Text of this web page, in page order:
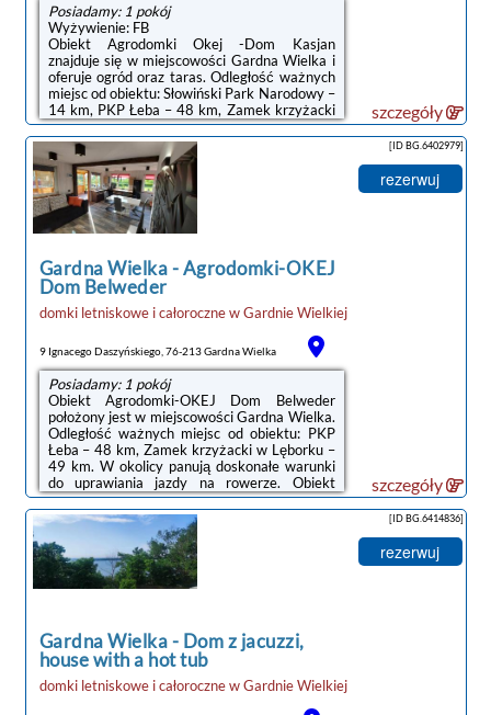
Posiadamy: 1 pokój
Wyżywienie: FB
Obiekt Agrodomki Okej -Dom Kasjan
znajduje się w miejscowości Gardna Wielka i
oferuje ogród oraz taras. Odległość ważnych
miejsc od obiektu: Słowiński Park Narodowy –
14 km, PKP Łeba – 48 km, Zamek krzyżacki
w Lęborku – 49 km. Oferta domu
wakacyjnego obejmuje restaurację.W domu
wakacyjnym z 3 sypialniami zapewniono
kuchnię z lodówką, a także łazienkę (1) z
prysznicem. Goście mają do dyspozycji
telewizor z płaskim ekranem.Na terenie
obiektu Agrodomki Okej -Dom Kasjan
miejsc od obiektu: Bałtycka Galeria Sztuki
Współczesnej ...
szczegóły
Gardna Wielka-Agrodomki-OKEJ
Dom Belweder
domki letniskowe i całorocznewGardnie Wielkiej
9 Ignacego Daszyńskiego, 76-213 Gardna Wielka
Posiadamy: 1 pokój
Obiekt Agrodomki-OKEJ Dom Belweder
położony jest w miejscowości Gardna Wielka.
Odległość ważnych miejsc od obiektu: PKP
Łeba – 48 km, Zamek krzyżacki w Lęborku –
49 km. W okolicy panują doskonałe warunki
do uprawiania jazdy na rowerze. Obiekt
zapewnia ogród oraz bezpłatny prywatny
parking. W okolicy w odległości 14 km
znajduje się Słowiński Park Narodowy.W
domu wakacyjnym do dyspozycji gości
przygotowano taras, kilka sypialni (2), salon
oraz kuchnię z doskonałym wyposażeniem.
Belweder oferuje ...
[ID BG.6402979]
rezerwuj
szczegóły
noclegi Gardna Wielka
Gardna Wielka- Dom z jacuzzi,
house with a hot tub
domki letniskowe i całorocznewGardnie Wielkiej
[ID BG.6414836]
rezerwuj